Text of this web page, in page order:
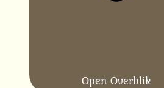
Open Overblik